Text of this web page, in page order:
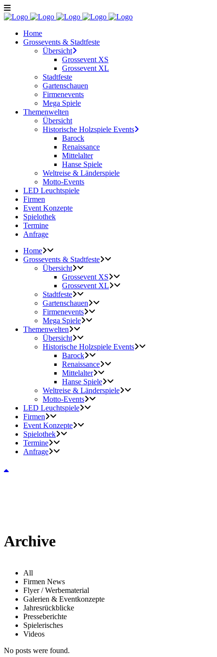
Home
Grossevents & Stadtfeste
Übersicht
Grossevent XS
Grossevent XL
Stadtfeste
Gartenschauen
Firmenevents
Mega Spiele
Themenwelten
Übersicht
Historische Holzspiele Events
Barock
Renaissance
Mittelalter
Hanse Spiele
Weltreise & Länderspiele
Motto-Events
LED Leuchtspiele
Firmen
Event Konzepte
Spielothek
Termine
Anfrage
Home
Grossevents & Stadtfeste
Übersicht
Grossevent XS
Grossevent XL
Stadtfeste
Gartenschauen
Firmenevents
Mega Spiele
Themenwelten
Übersicht
Historische Holzspiele Events
Barock
Renaissance
Mittelalter
Hanse Spiele
Weltreise & Länderspiele
Motto-Events
LED Leuchtspiele
Firmen
Event Konzepte
Spielothek
Termine
Anfrage
Archive
All
Firmen News
Flyer / Werbematerial
Galerien & Eventkonzepte
Jahresrückblicke
Presseberichte
Spielerisches
Videos
No posts were found.